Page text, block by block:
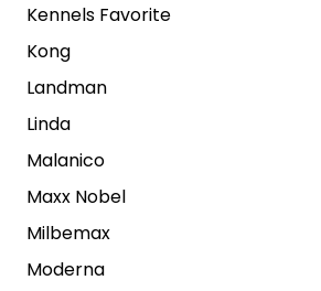
Kennels Favorite
Kong
Landman
Linda
Malanico
Maxx Nobel
Milbemax
Moderna